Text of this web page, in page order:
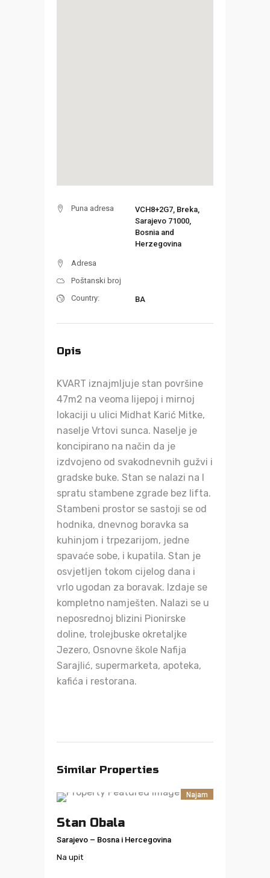
Puna adresa
VCH8+2G7, Breka,
Sarajevo 71000,
Bosnia and
Herzegovina
Adresa
Poštanski broj
Country:
BA
Opis
KVART iznajmljuje stan površine
47m2 na veoma lijepoj i mirnoj
lokaciji u ulici Midhat Karić Mitke,
naselje Vrtovi sunca. Naselje je
koncipirano na način da je
izdvojeno od svakodnevnih gužvi i
gradske buke. Stan se nalazi na I
spratu stambene zgrade bez lifta.
Stambeni prostor se sastoji se od
hodnika, dnevnog boravka sa
kuhinjom i trpezarijom, jedne
spavaće sobe, i kupatila. Stan je
osvjetljen tokom cijelog dana i
vrlo ugodan za boravak. Izdaje se
kompletno namješten. Nalazi se u
neposrednoj blizini Pionirske
doline, trolejbuske okretaljke
Jezero, Osnovne škole Nafija
Sarajlić, supermarketa, apoteka,
kafića i restorana.
Similar Properties
Najam
Stan Obala
Sarajevo – Bosna i Hercegovina
Na upit